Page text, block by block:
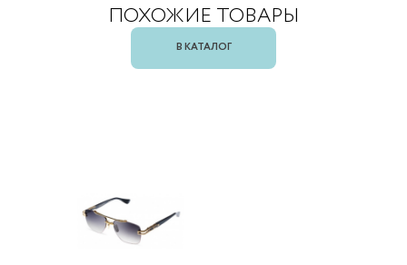
ПОХОЖИЕ ТОВАРЫ
В КАТАЛОГ